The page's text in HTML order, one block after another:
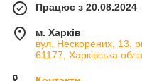
Працює з 20.08.2024
м. Харків
вул. Нескорених, 13,
61177, Харківська